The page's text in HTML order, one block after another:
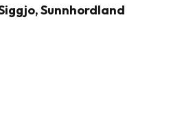
Sunnhordland